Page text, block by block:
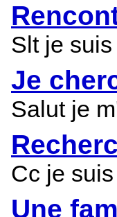
Slt je
Je
Salut je
Cc je
Une